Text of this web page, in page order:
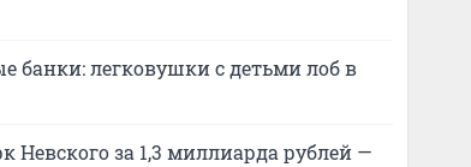
легковушки с детьми лоб в
за 1,3 миллиарда рублей —